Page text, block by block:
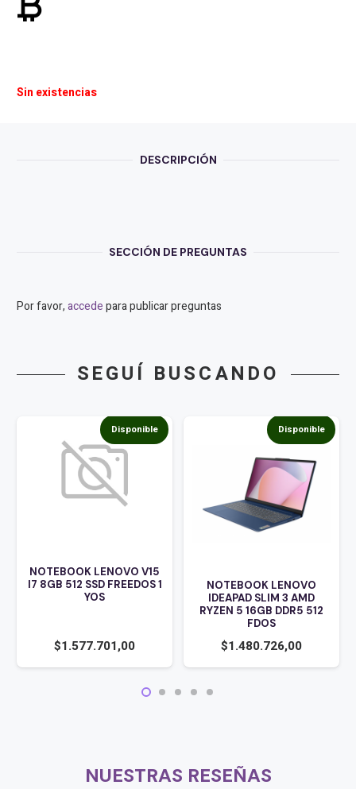
Sin existencias
DESCRIPCIÓN
SECCIÓN DE PREGUNTAS
Por favor,accedepara publicar preguntas
SEGUÍ BUSCANDO
Disponible
NOTEBOOK LENOVO V15
I7 8GB 512 SSD FREEDOS 1
YOS
$1.577.701,00
Disponible
NOTEBOOK LENOVO
IDEAPAD SLIM 3 AMD
RYZEN 5 16GB DDR5 512
FDOS
$1.480.726,00
NUESTRAS RESEÑAS